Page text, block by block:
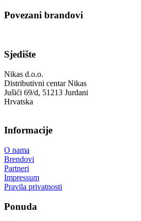
Povezani brandovi
Sjedište
Nikas d.o.o.
Distributivni centar Nikas
Jušići 69/d, 51213 Jurdani
Hrvatska
Informacije
O nama
Brendovi
Partneri
Impressum
Pravila privatnosti
Ponuda